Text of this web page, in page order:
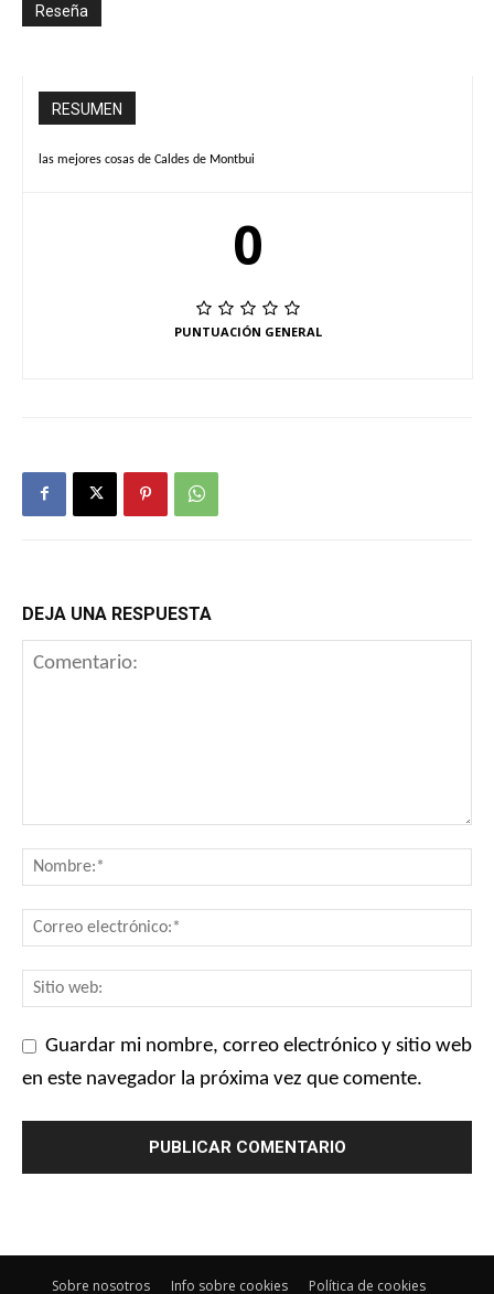
Reseña
RESUMEN
las mejores cosas de Caldes de Montbui
0
PUNTUACIÓN GENERAL
DEJA UNA RESPUESTA
Guardar mi nombre, correo electrónico y sitio web
en este navegador la próxima vez que comente.
Sobre nosotros Info sobre cookies Política de cookies